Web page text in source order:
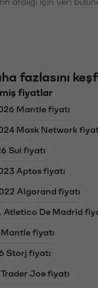
fazlasını
fiyatlar
Mantle fiyatı
Mask Network
Sui fiyatı
Aptos fiyatı
Algorand fiyatı
Atletico De Madrid
fiyatı
Storj fiyatı
Joe fiyatı